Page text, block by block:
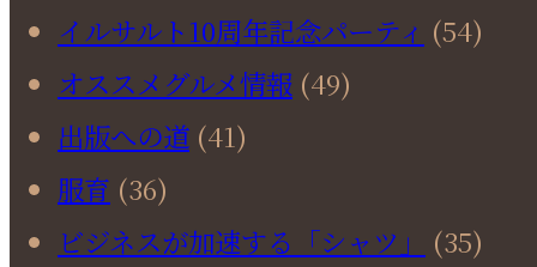
イルサルト10周年記念パーティ (54)
オススメグルメ情報 (49)
出版への道 (41)
服育 (36)
ビジネスが加速する「シャツ」
(35)